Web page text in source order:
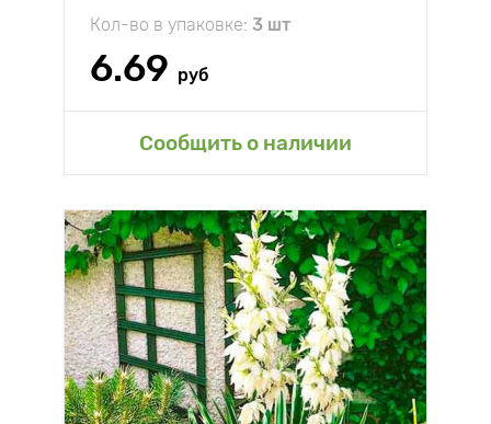
Кол-во в упаковке: 3 шт
6.69 руб
Сообщить о наличии